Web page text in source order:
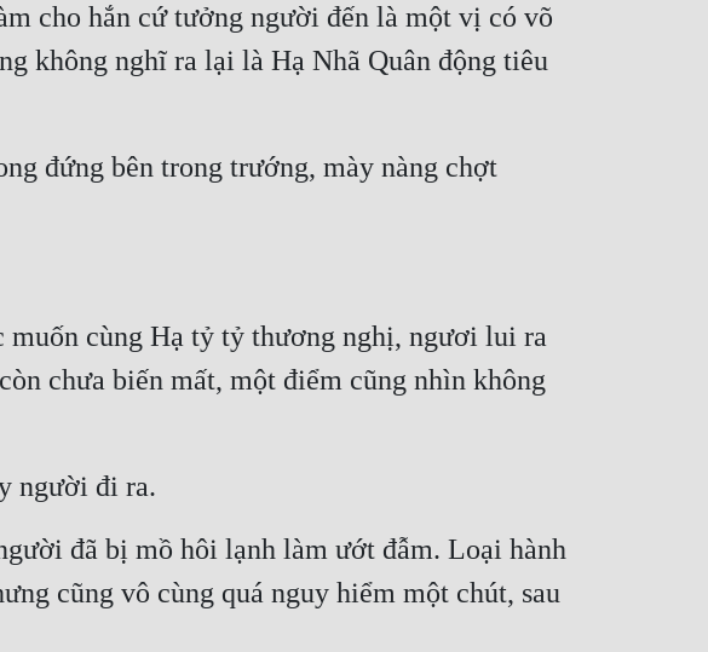
cho hắn cứ tưởng người đến là một vị có võ
không nghĩ ra lại là Hạ Nhã Quân động tiêu
đứng bên trong trướng, mày nàng chợt
cùng Hạ tỷ tỷ thương nghị, ngươi lui ra
chưa biến mất, một điểm cũng nhìn không
người đi ra.
đã bị mồ hôi lạnh làm ướt đẫm. Loại hành
cũng vô cùng quá nguy hiểm một chút, sau